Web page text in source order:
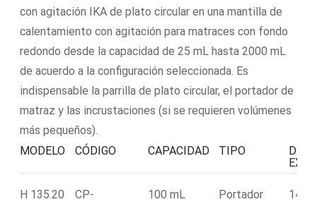
con agitación IKA de plato circular en una mantilla de
calentamiento con agitación para matraces con fondo
redondo desde la capacidad de 25 mL hasta 2000 mL
de acuerdo a la configuración seleccionada. Es
indispensable la parrilla de plato circular, el portador de
matraz y las incrustaciones (si se requieren volúmenes
más pequeños).
MODELO
CÓDIGO CAPACIDAD TIPO
H 135.20
CP-
100 mL
Portador